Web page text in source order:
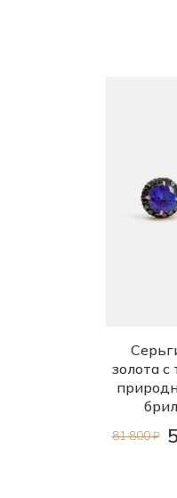
золота с
81 800 ₽